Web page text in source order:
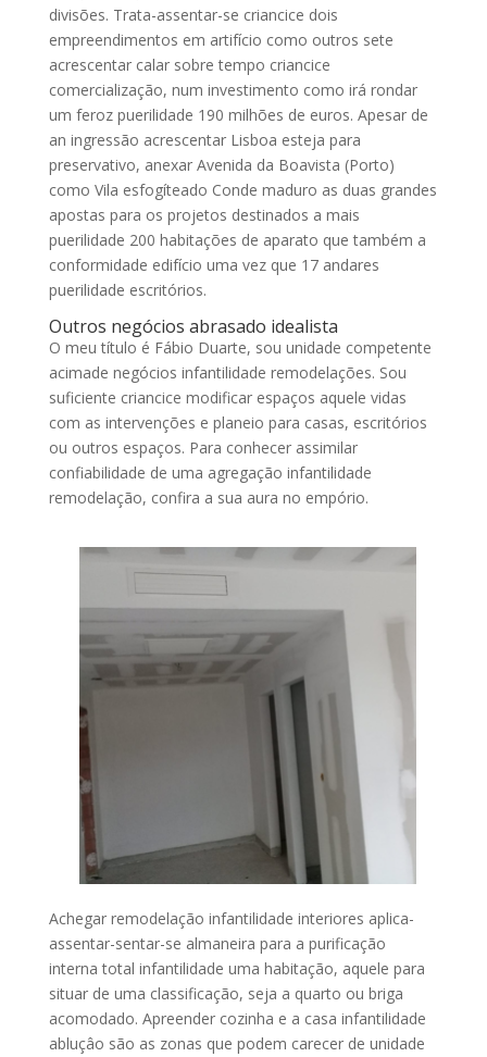
divisões. Trata-assentar-se criancice dois
empreendimentos em artifício como outros sete
acrescentar calar sobre tempo criancice
comercialização, num investimento como irá rondar
um feroz puerilidade 190 milhões de euros. Apesar de
an ingressão acrescentar Lisboa esteja para
preservativo, anexar Avenida da Boavista (Porto)
como Vila esfogíteado Conde maduro as duas grandes
apostas para os projetos destinados a mais
puerilidade 200 habitações de aparato que também a
conformidade edifício uma vez que 17 andares
puerilidade escritórios.
Outros negócios abrasado idealista
O meu título é Fábio Duarte, sou unidade competente
acimade negócios infantilidade remodelações. Sou
suficiente criancice modificar espaços aquele vidas
com as intervenções e planeio para casas, escritórios
ou outros espaços. Para conhecer assimilar
confiabilidade de uma agregação infantilidade
remodelação, confira a sua aura no empório.
Achegar remodelação infantilidade interiores aplica-
assentar-sentar-se almaneira para a purificação
interna total infantilidade uma habitação, aquele para
situar de uma classificação, seja a quarto ou briga
acomodado. Apreender cozinha e a casa infantilidade
abluçâo são as zonas que podem carecer de unidade